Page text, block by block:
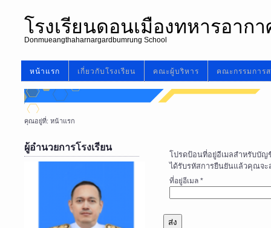
โรงเรียนดอนเมืองทหารอาก
Donmueangthaharnargardbumrung School
หน้าแรก เกี่ยวกับโรงเรียน คณะผู้บริหาร คณะกรรมการ
คุณอยู่ที่: หน้าแรก
ผู้อำนวยการโรงเรียน
โปรดป้อนที่อยู่อีเมลสำหรับบั
ได้รับรหัสการยืนยันแล้วคุณจ
ที่อยู่อีเมล *
ส่ง